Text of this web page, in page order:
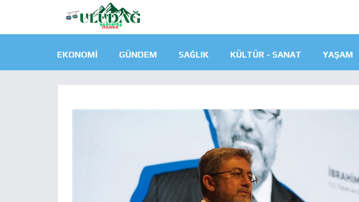
EKONOMI GÜNDEM SAĞLIK KÜLTÜR - SANAT YAŞAM